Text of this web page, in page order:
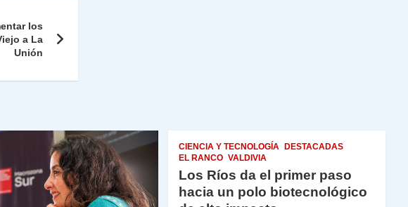
los
a La
Unión
CIENCIA Y TECNOLOGÍA
DESTACADAS
EL RANCO VALDIVIA
Los Ríos da el primer paso
hacia un polo biotecnológico